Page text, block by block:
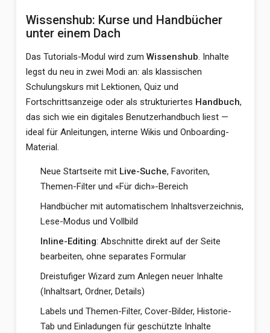
Wissenshub: Kurse und Handbücher
unter einem Dach
Das Tutorials-Modul wird zum Wissenshub . Inhalte
legst du neu in zwei Modi an: als klassischen
Schulungskurs mit Lektionen, Quiz und
Fortschrittsanzeige oder als strukturiertes Handbuch,
das sich wie ein digitales Benutzerhandbuch liest —
ideal für Anleitungen, interne Wikis und Onboarding-
Material.
Neue Startseite mit Live-Suche, Favoriten,
Themen-Filter und «Für dich»-Bereich
Handbücher mit automatischem Inhaltsverzeichnis,
Lese-Modus und Vollbild
Inline-Editing: Abschnitte direkt auf der Seite
bearbeiten, ohne separates Formular
Dreistufiger Wizard zum Anlegen neuer Inhalte
(Inhaltsart, Ordner, Details)
Labels und Themen-Filter, Cover-Bilder, Historie-
Tab und Einladungen für geschützte Inhalte